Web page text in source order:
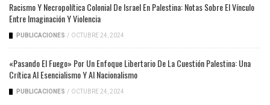
Racismo Y Necropolítica Colonial De Israel En Palestina: Notas Sobre El Vínculo
Entre Imaginación Y Violencia
PUBLICACIONES / OCTUBRE 24, 2024
«Pasando El Fuego» Por Un Enfoque Libertario De La Cuestión Palestina: Una
Crítica Al Esencialismo Y Al Nacionalismo
PUBLICACIONES / OCTUBRE 24, 2024